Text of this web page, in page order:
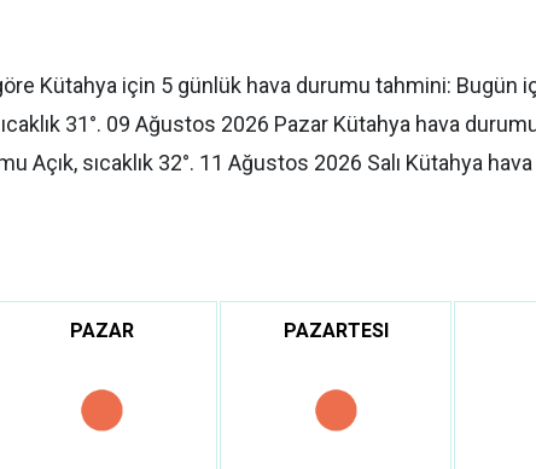
Kütahya için 5 günlük hava durumu tahmini: Bugün
31°. 09 Ağustos 2026 Pazar Kütahya hava durumu
Açık, sıcaklık 32°. 11 Ağustos 2026 Salı Kütahya
PAZAR PAZARTESI